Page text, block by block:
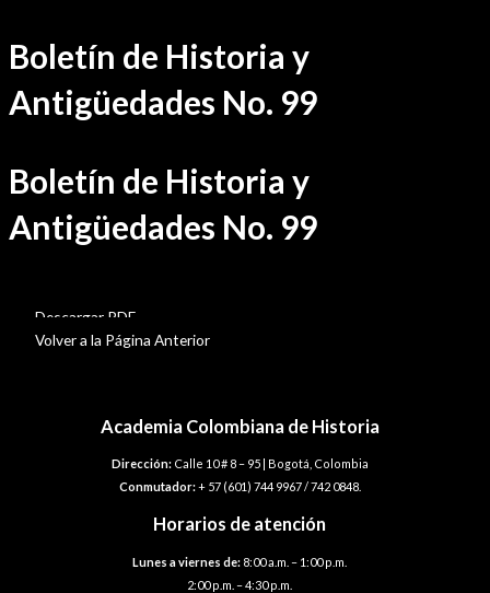
Ir
al
contenido
Boletín de Historia y
Antigüedades No. 99
Boletín de Historia y
Antigüedades No. 99
Descargar PDF
Volver a la Página Anterior
Academia Colombiana de Historia
Dirección:Calle 10 # 8 – 95 | Bogotá, Colombia
Conmutador:+ 57 (601) 744 9967 / 742 0848.
Horarios de atención
Lunes a viernes de: 8:00 a.m. – 1:00 p.m.
2:00 p.m. – 4:30 p.m.